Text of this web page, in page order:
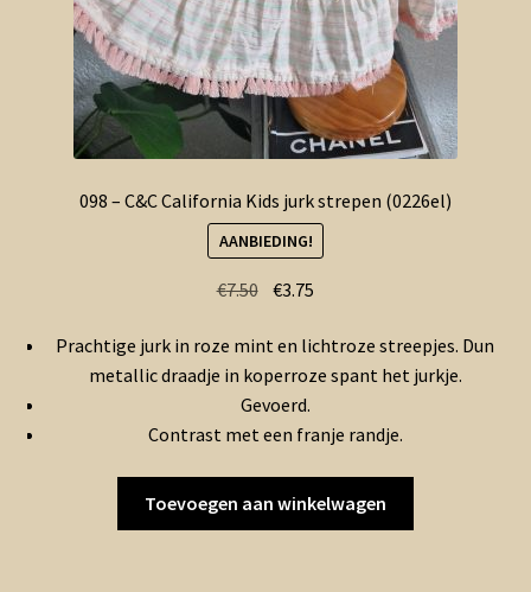
098 – C&C California Kids jurk strepen (0226el)
AANBIEDING!
€7.50 Oorspronkelijke
was:
€7.50.
€3.75
is:
€3.75.
Prachtige jurk in roze mint en lichtroze streepjes. Dun
metallic draadje in koperroze spant het jurkje.
Gevoerd.
Contrast met een franje randje.
Toevoegen aan winkelwagen